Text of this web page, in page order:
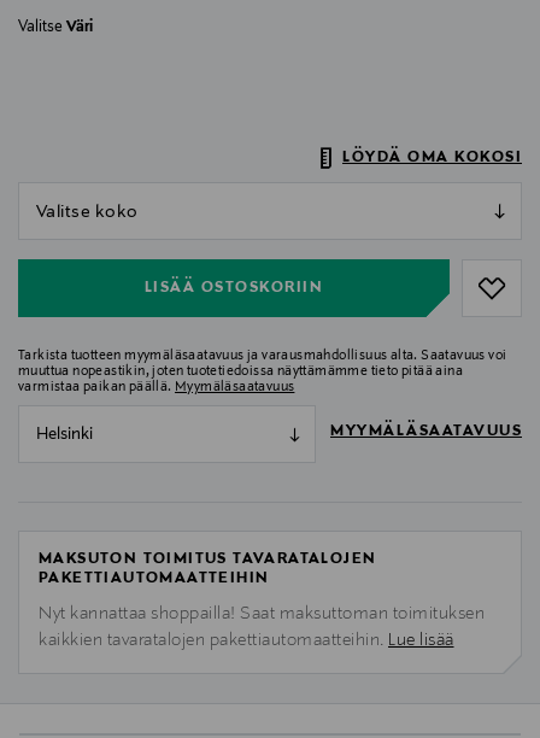
Valitse Väri
LÖYDÄ OMA KOKOSI
LISÄÄ OSTOSKORIIN
Tarkista tuotteen myymäläsaatavuus ja varausmahdollisuus alta. Saatavuus voi
muuttua nopeastikin, joten tuotetiedoissa näyttämämme tieto pitää aina
varmistaa paikan päällä. Myymäläsaatavuus
Helsinki MYYMÄLÄSAATAVUUS
MAKSUTON TOIMITUS TAVARATALOJEN
PAKETTIAUTOMAATTEIHIN
Nyt kannattaa shoppailla! Saat maksuttoman toimituksen
kaikkien tavaratalojen pakettiautomaatteihin. Lue lisää